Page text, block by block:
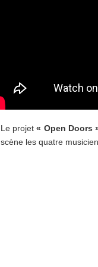
Le projet« Open Doors
scène les quatre